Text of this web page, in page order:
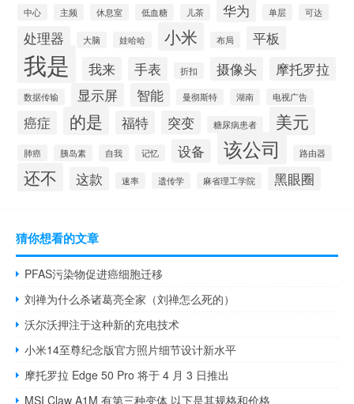
中心 主频 休息室 低血糖 儿茶 华为 单层 可达
处理器 大脑 娃哈哈 小米 布局 平板
我是 我来 手表 折扣 摄像头 摩托罗拉
数据传输 显示屏 智能 曼彻斯特 湖南 电视广告
癌症 的是 福特 突变 糖尿病患者 美元
肺癌 胰岛素 自我 记忆 设备 该公司 路由器
还不 这款 速率 遗传学 麻省理工学院 黑眼圈
猜你想看的文章
PFAS污染物促进癌细胞迁移
刘禅为什么杀诸葛亮全家（刘禅怎么死的）
沃尔沃押注于这种新的充电技术
小米14至尊纪念版官方照片细节设计新水平
摩托罗拉 Edge 50 Pro 将于 4 月 3 日推出
MSI Claw A1M 有第三种变体 以下是其规格和价格